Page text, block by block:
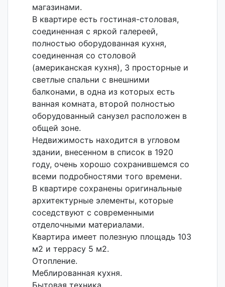
магазинами.
В квартире есть гостиная-столовая,
соединенная с яркой галереей,
полностью оборудованная кухня,
соединенная со столовой
(американская кухня), 3 просторные и
светлые спальни с внешними
балконами, в одна из которых есть
ванная комната, второй полностью
оборудованный санузел расположен в
общей зоне.
Недвижимость находится в угловом
здании, внесенном в список в 1920
году, очень хорошо сохранившемся со
всеми подробностями того времени.
В квартире сохранены оригинальные
архитектурные элементы, которые
соседствуют с современными
отделочными материалами.
Квартира имеет полезную площадь 103
м2 и террасу 5 м2.
Отопление.
Меблированная кухня.
Бытовая техника.